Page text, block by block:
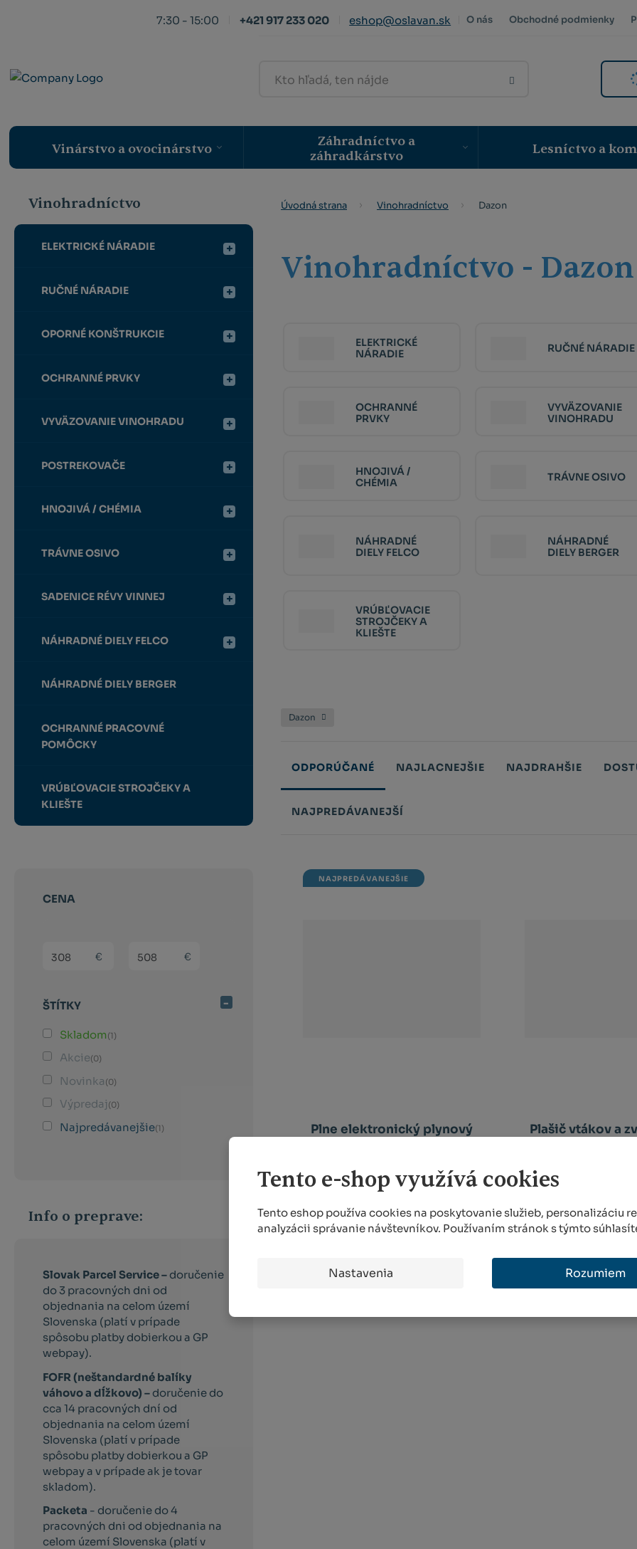
Tento e-shop využívá cookies
Tento eshop používa cookies na poskytovanie služieb, personalizáciu
analyzácii správanie návštevníkov. Používaním stránok s týmto
Nastavenia Rozumiem
7:30 - 15:00 +421 917 233 020 eshop@oslavan.sk O nás Obchodné podmienky
hľadá,
Vinárstvo a ovocinárstvo
Záhradníctvo a
záhradkárstvo
Lesníctvo a
Úvodná strana Vinohradníctvo Dazon
Vinohradníctvo - Dazon
ELEKTRICKÉ
NÁRADIE
RUČNÉ NÁRADIE
OCHRANNÉ
PRVKY
VYVÄZOVANIE
VINOHRADU
HNOJIVÁ /
CHÉMIA
TRÁVNE OSIVO
NÁHRADNÉ
DIELY FELCO
NÁHRADNÉ
DIELY BERGER
VRÚBĽOVACIE
STROJČEKY A
KLIEŠTE
Dazon
ODPORÚČANÉ NAJLACNEJŠIE NAJDRAHŠIE
NAJPREDÁVANEJŠÍ
NAJPREDÁVANEJŠIE
Plne elektronický plynový
507,99 €
Plašič vtákov a
Vinohradníctvo
ELEKTRICKÉ NÁRADIE
RUČNÉ NÁRADIE
OPORNÉ KONŠTRUKCIE
OCHRANNÉ PRVKY
VYVÄZOVANIE VINOHRADU
POSTREKOVAČE
HNOJIVÁ / CHÉMIA
TRÁVNE OSIVO
SADENICE RÉVY VINNEJ
NÁHRADNÉ DIELY FELCO
NÁHRADNÉ DIELY BERGER
OCHRANNÉ PRACOVNÉ
POMÔCKY
VRÚBĽOVACIE STROJČEKY A
KLIEŠTE
CENA
(sk) Min. hodnota
€
(sk) Max. hodnota €
ŠTÍTKY
Skladom(1)
Akcie(0)
Novinka (0)
Výpredaj(0)
Najpredávanejšie(1)
Info o preprave:
Slovak Parcel Service – doručenie
do 3 pracovných dni od
objednania na celom území
Slovenska (platí v prípade
spôsobu platby dobierkou a GP
webpay).
FOFR (neštandardné balíky
váhovo a dĺžkovo) – doručenie do
cca 14 pracovných dní od
objednania na celom území
Slovenska (platí v prípade
spôsobu platby dobierkou a GP
webpay a v prípade ak je tovar
skladom).
Packeta - doručenie do 4
pracovných dni od objednania na
celom území Slovenska (platí v